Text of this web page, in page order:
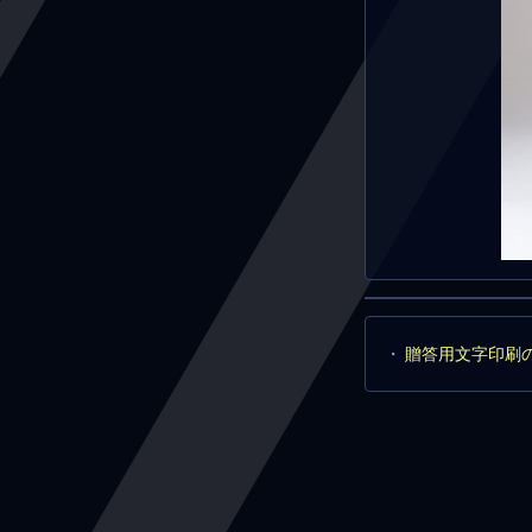
贈答用文字印刷